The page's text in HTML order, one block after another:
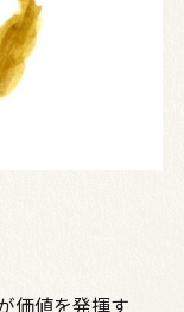
価値を発揮す